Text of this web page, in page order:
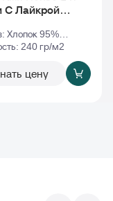
С Лайкрой
Хлопок 95%
5%240 гр/м2
цену